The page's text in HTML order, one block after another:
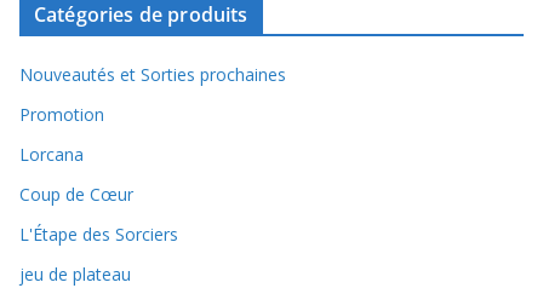
Catégories de produits
Nouveautés et Sorties prochaines
Promotion
Lorcana
Coup de Cœur
L'Étape des Sorciers
jeu de plateau